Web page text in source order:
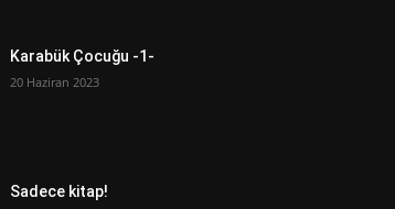
Karabük Çocuğu -1-
20 Haziran 2023
Sadece kitap!